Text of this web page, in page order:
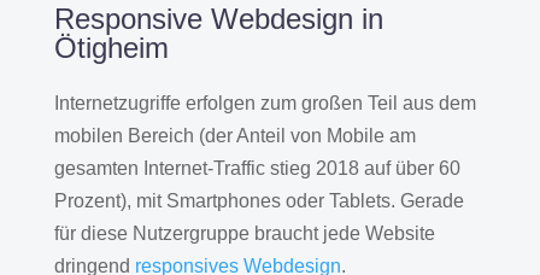
Responsive Webdesign in
Ötigheim
Internetzugriffe erfolgen zum großen Teil aus dem
mobilen Bereich (der Anteil von Mobile am
gesamten Internet-Traffic stieg 2018 auf über 60
Prozent), mit Smartphones oder Tablets. Gerade
für diese Nutzergruppe braucht jede Website
dringend responsives Webdesign.